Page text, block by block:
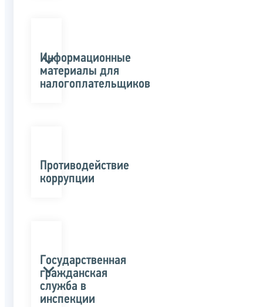
Информационные
материалы для
налогоплательщиков
Противодействие
коррупции
Государственная
гражданская
служба в
инспекции